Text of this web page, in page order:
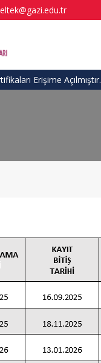
Erişime Açılmıştır.